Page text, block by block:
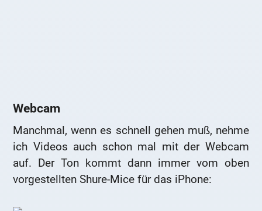
Webcam
Manchmal, wenn es schnell gehen muß, nehme
ich Videos auch schon mal mit der Webcam
auf. Der Ton kommt dann immer vom oben
vorgestellten Shure-Mice für das iPhone: